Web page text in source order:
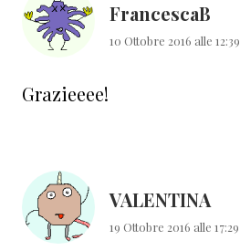
FrancescaB
10 Ottobre 2016 alle 12:39
Grazieeee!
VALENTINA
19 Ottobre 2016 alle 17:29